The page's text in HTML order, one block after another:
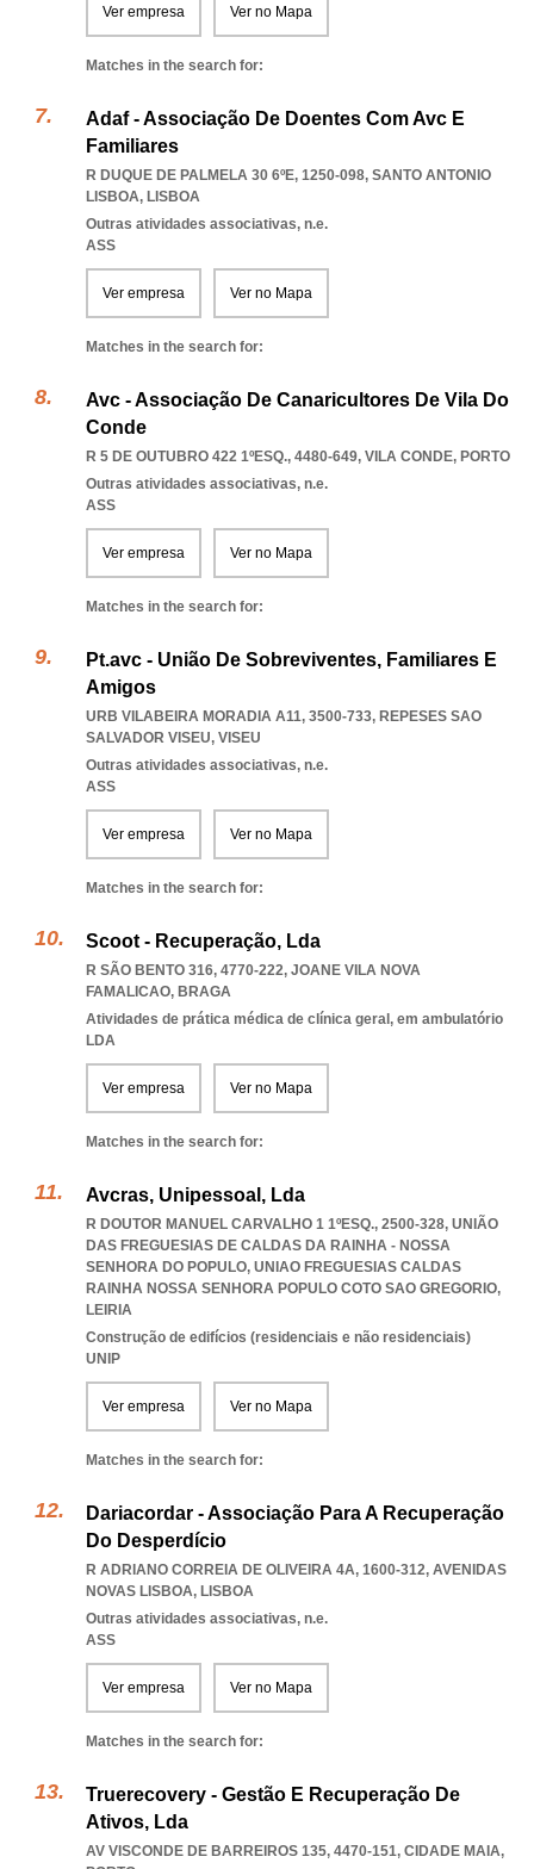
Ver empresa Ver no Mapa
Matches in the search for:
Adaf - Associação De Doentes Com Avc E
Familiares
R DUQUE DE PALMELA 30 6ºE, 1250-098, SANTO ANTONIO
LISBOA, LISBOA
Outras atividades associativas, n.e.
ASS
Ver empresa Ver no Mapa
Matches in the search for:
Avc - Associação De Canaricultores De Vila Do
Conde
R 5 DE OUTUBRO 422 1ºESQ., 4480-649, VILA CONDE, PORTO
Outras atividades associativas, n.e.
ASS
Ver empresa Ver no Mapa
Matches in the search for:
Pt.avc - União De Sobreviventes, Familiares E
Amigos
URB VILABEIRA MORADIA A11, 3500-733, REPESES SAO
SALVADOR VISEU, VISEU
Outras atividades associativas, n.e.
ASS
Ver empresa Ver no Mapa
Matches in the search for:
Scoot - Recuperação, Lda
R SÃO BENTO 316, 4770-222, JOANE VILA NOVA
FAMALICAO, BRAGA
Atividades de prática médica de clínica geral, em ambulatório
LDA
Ver empresa Ver no Mapa
Matches in the search for:
Avcras, Unipessoal, Lda
R DOUTOR MANUEL CARVALHO 1 1ºESQ., 2500-328, UNIÃO
DAS FREGUESIAS DE CALDAS DA RAINHA - NOSSA
SENHORA DO POPULO, UNIAO FREGUESIAS CALDAS
RAINHA NOSSA SENHORA POPULO COTO SAO GREGORIO,
LEIRIA
Construção de edifícios (residenciais e não residenciais)
UNIP
Ver empresa Ver no Mapa
Matches in the search for:
Dariacordar - Associação Para A Recuperação
Do Desperdício
R ADRIANO CORREIA DE OLIVEIRA 4A, 1600-312, AVENIDAS
NOVAS LISBOA, LISBOA
Outras atividades associativas, n.e.
ASS
Ver empresa Ver no Mapa
Matches in the search for:
Truerecovery - Gestão E Recuperação De
Ativos, Lda
AV VISCONDE DE BARREIROS 135, 4470-151, CIDADE MAIA,